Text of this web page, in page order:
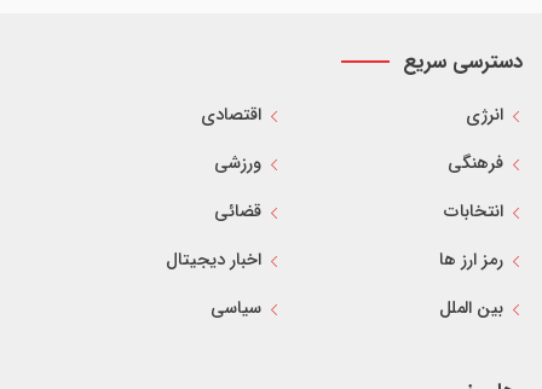
دسترسی سریع
انرژی
اقتصادی
فرهنگی
ورزشی
انتخابات
قضائی
رمز ارز ها
اخبار دیجیتال
بین الملل
سیاسی